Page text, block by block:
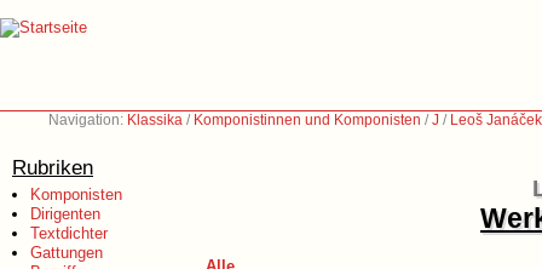
Navigation: Klassika / Komponistinnen und Komponisten /J / Leoš
Rubriken
Komponisten
Dirigenten
Textdichter
Gattungen